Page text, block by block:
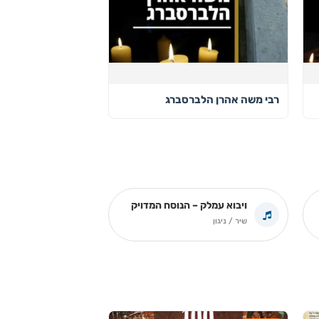
רבי משה אהרן הלברסברג
ויבוא עמלק – הנוסח המדויק
שיר / ניגון